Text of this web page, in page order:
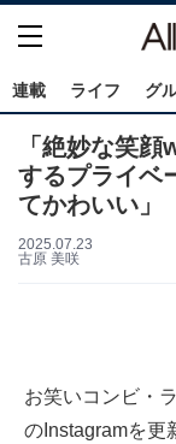
連載 ライフ グ
「絶妙な笑
するプライベ
てかわいい」
2025.07.23
古原 美咲
お笑いコンビ・
のInstagramを更